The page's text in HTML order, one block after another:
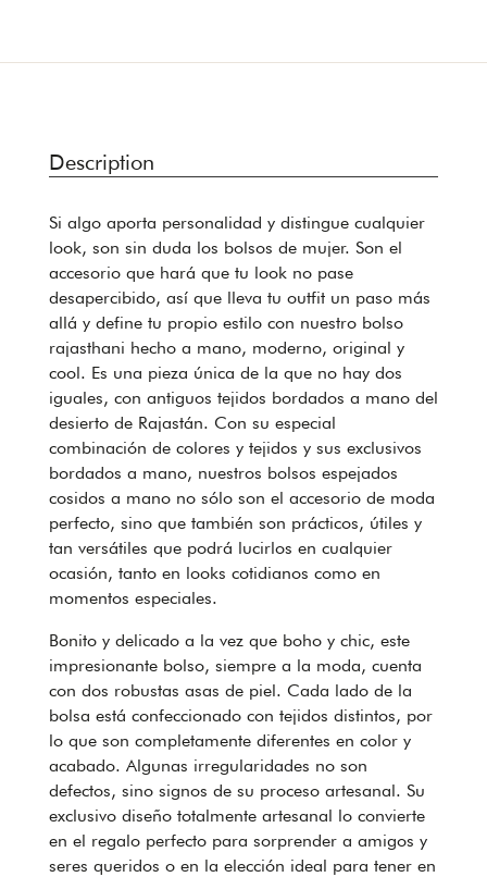
Description
Si algo aporta personalidad y distingue cualquier
look, son sin duda los bolsos de mujer. Son el
accesorio que hará que tu look no pase
desapercibido, así que lleva tu outfit un paso más
allá y define tu propio estilo con nuestro bolso
rajasthani hecho a mano, moderno, original y
cool. Es una pieza única de la que no hay dos
iguales, con antiguos tejidos bordados a mano del
desierto de Rajastán. Con su especial
combinación de colores y tejidos y sus exclusivos
bordados a mano, nuestros bolsos espejados
cosidos a mano no sólo son el accesorio de moda
perfecto, sino que también son prácticos, útiles y
tan versátiles que podrá lucirlos en cualquier
ocasión, tanto en looks cotidianos como en
momentos especiales.
Bonito y delicado a la vez que boho y chic, este
impresionante bolso, siempre a la moda, cuenta
con dos robustas asas de piel. Cada lado de la
bolsa está confeccionado con tejidos distintos, por
lo que son completamente diferentes en color y
acabado. Algunas irregularidades no son
defectos, sino signos de su proceso artesanal. Su
exclusivo diseño totalmente artesanal lo convierte
en el regalo perfecto para sorprender a amigos y
seres queridos o en la elección ideal para tener en